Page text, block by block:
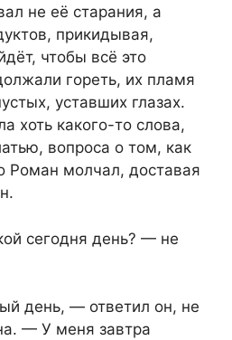
не её старания, а
прикидывая,
чтобы всё это
гореть, их пламя
уставших глазах.
хоть какого-то слова,
вопроса о том, как
Роман молчал, доставая
сегодня день? — не
день, — ответил он, не
— У меня завтра